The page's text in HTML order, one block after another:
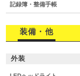
記録簿・整備手帳
装備・他
外装